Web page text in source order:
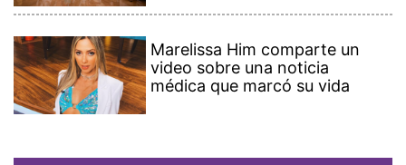
Marelissa Him comparte un
video sobre una noticia
médica que marcó su vida